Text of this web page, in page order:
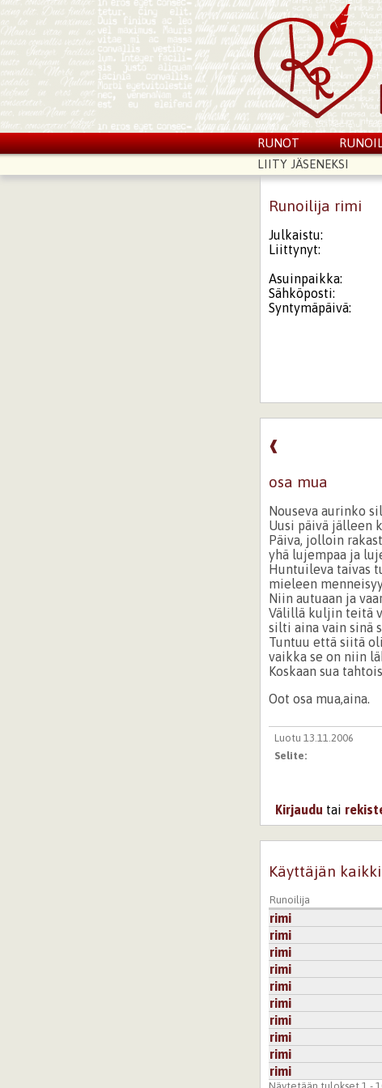
RUNOT
LIITY JÄSENEKSI
Runoilija rimi
Julkaistu:
Liittynyt:
Asuinpaikka:
Sähköposti:
Syntymäpäivä:
❰
osa mua
Nouseva aurinko
Uusi päivä jälleen
Päiva, jolloin
yhä lujempaa ja
Huntuileva taivas
mieleen
Niin autuaan ja
Välillä kuljin teitä
silti aina vain sinä
Tuntuu että siitä
vaikka se on niin
Koskaan sua
Oot osa mua,aina.
Luotu 13.11.2006
Selite:
Kirjaudu tai
Käyttäjän
Runoilija
rimi
rimi
rimi
rimi
rimi
rimi
rimi
rimi
rimi
rimi